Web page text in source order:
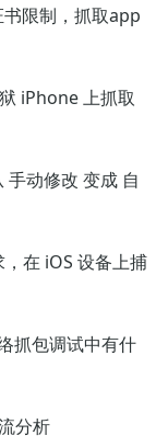
限制，抓取app
iPhone 上抓取
手动修改 变成 自
在 iOS 设备上捕
抓包调试中有什
分析